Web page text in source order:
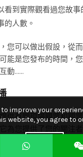
看到實際觀看過您故
的人數。
您可以做出假設，從
能是您發布的時間，
動……
供有關現場觀眾和觀
improve your
website, you agree to